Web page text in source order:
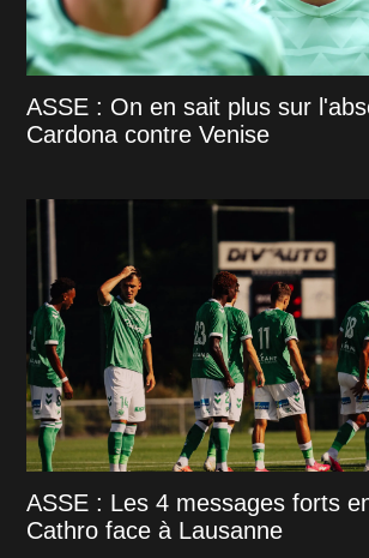
ASSE : On en sait plus sur
Cardona contre Venise
ASSE : Les 4 messages forts
Cathro face à Lausanne